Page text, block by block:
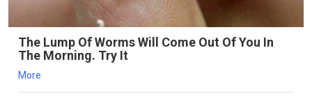
The Lump Of Worms Will Come Out Of You In
The Morning. Try It
More